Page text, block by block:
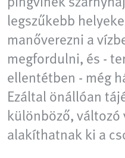
legszűkebb
manőverezni a
megfordulni, és -
ellentétben - még
Ezáltal önállóan
különböző,
alakíthatnak ki a